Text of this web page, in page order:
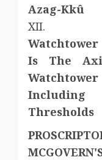
Azag-Kkû
Is The
Including
Thresholds